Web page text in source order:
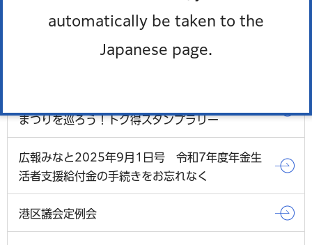
automatically be taken to the
Japanese page.
広報みなと2025年9月1日号 トップページ
まつりを巡ろう！トク得スタンプラリー
広報みなと2025年9月1日号 令和7年度年金生
活者支援給付金の手続きをお忘れなく
港区議会定例会